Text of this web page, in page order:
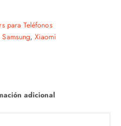
para Teléfonos
Samsung, Xiaomi
adicional